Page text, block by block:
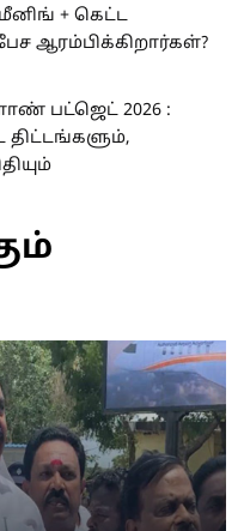
+ கெட்ட
ஆரம்பிக்கிறார்கள்?
பட்ஜெட் 2026 :
திட்டங்களும்,